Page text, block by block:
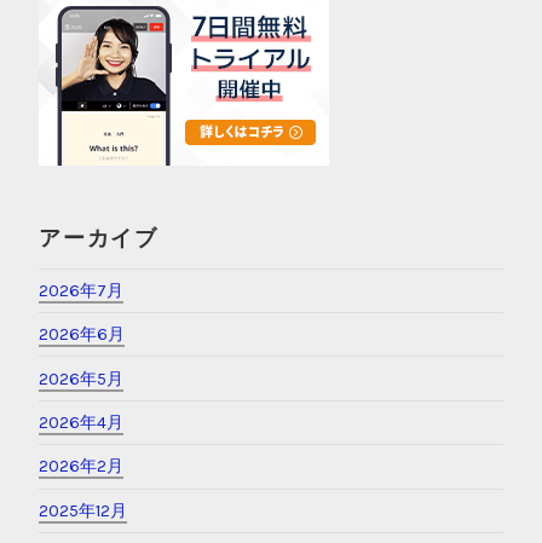
アーカイブ
2026年7月
2026年6月
2026年5月
2026年4月
2026年2月
2025年12月